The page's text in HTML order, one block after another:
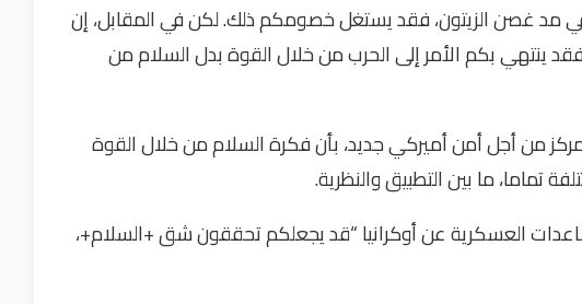
في مد غصن الزيتون، فقد يستغل خصومكم ذلك. لكن في المقابل، إن
ينتهي بكم الأمر إلى الحرب من خلال القوة بدل السلام من
من أجل أمن أميركي جديد، بأن فكرة السلام من خلال القوة
تماما، ما بين التطبيق والنظرية.
العسكرية عن أوكرانيا “قد يجعلكم تحققون شق +السلام+،